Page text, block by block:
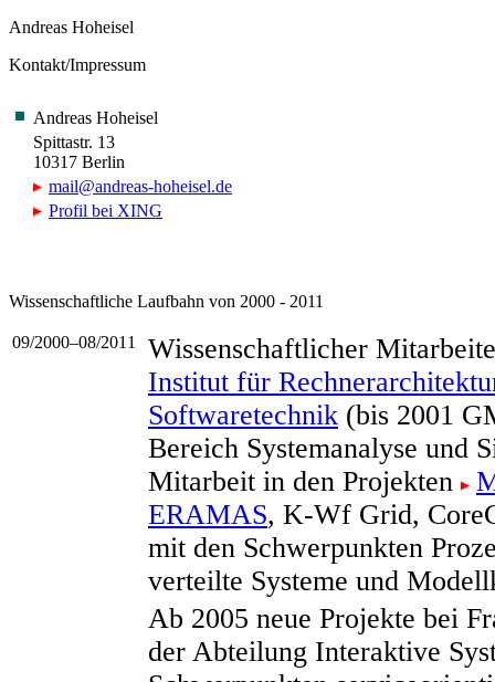
Andreas Hoheisel
Kontakt/Impressum
Andreas Hoheisel
Spittastr. 13
10317 Berlin
mail@andreas-hoheisel.de
Profil bei XING
Wissenschaftliche Laufbahn von 2000 - 2011
09/2000–08/2011
Wissenschaftlicher
Institut für
Softwaretechnik (bis 2001
Bereich Systemanalyse und
Mitarbeit in den Projekten
ERAMAS, K-Wf Grid,
mit den Schwerpunkten
verteilte Systeme und
Ab 2005 neue Projekte bei
der Abteilung Interaktive